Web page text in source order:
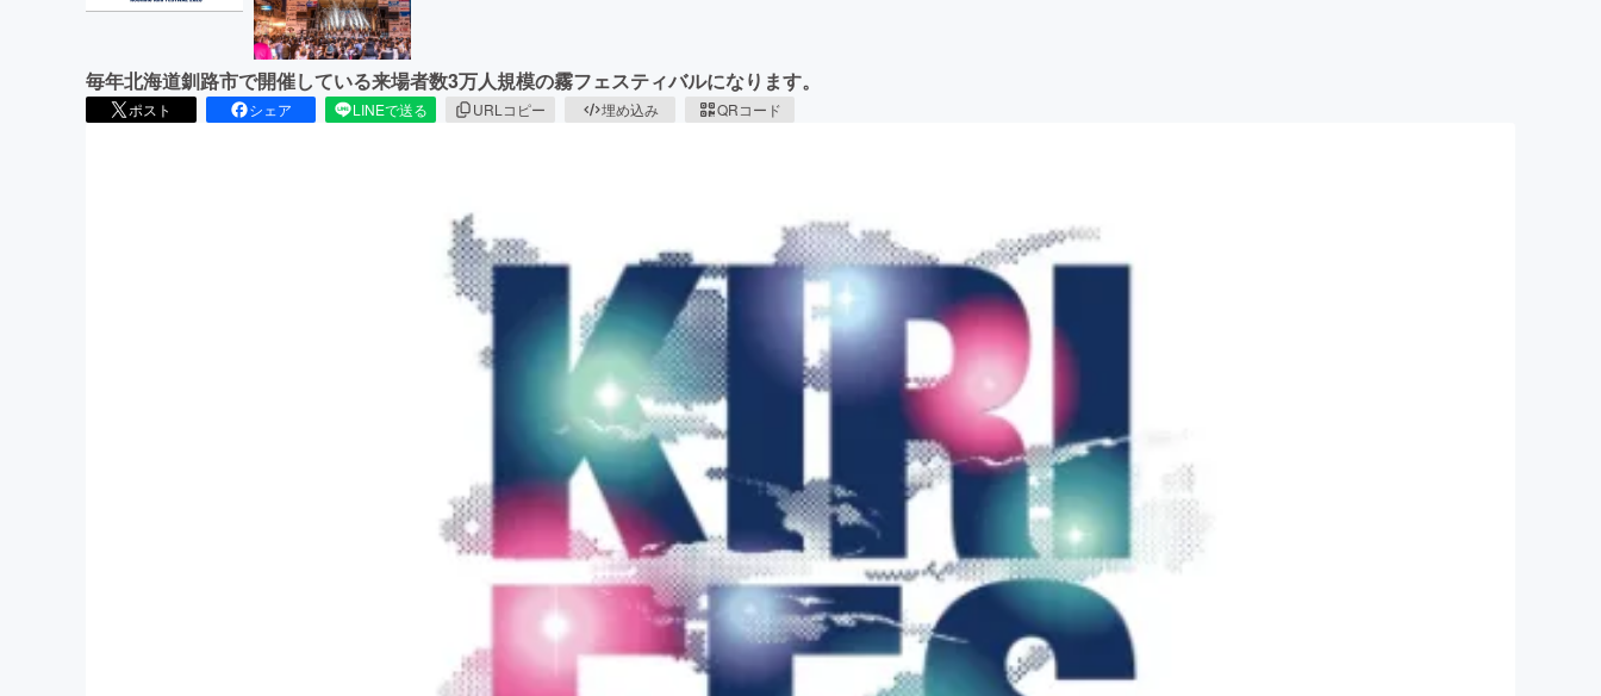
毎年北海道釧路市で開催している来場者数3万人規模の霧フェスティバルになります。
ポスト シェア LINEで送る URLコピー 埋め込み QRコード